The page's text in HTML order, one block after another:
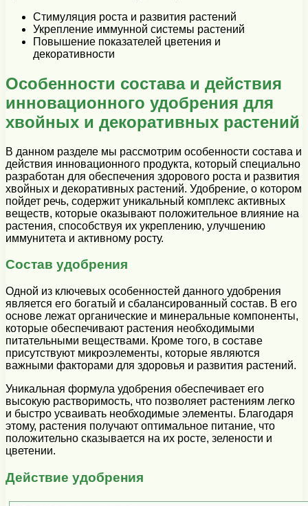
Стимуляция роста и развития растений
Укрепление иммунной системы растений
Повышение показателей цветения и
декоративности
Особенности состава и действия
инновационного удобрения для
хвойных и декоративных растений
В данном разделе мы рассмотрим особенности состава и
действия инновационного продукта, который специально
разработан для обеспечения здорового роста и развития
хвойных и декоративных растений. Удобрение, о котором
пойдет речь, содержит уникальный комплекс активных
веществ, которые оказывают положительное влияние на
растения, способствуя их укреплению, улучшению
иммунитета и активному росту.
Состав удобрения
Одной из ключевых особенностей данного удобрения
является его богатый и сбалансированный состав. В его
основе лежат органические и минеральные компоненты,
которые обеспечивают растения необходимыми
питательными веществами. Кроме того, в составе
присутствуют микроэлементы, которые являются
важными факторами для здоровья и развития растений.
Уникальная формула удобрения обеспечивает его
высокую растворимость, что позволяет растениям легко
и быстро усваивать необходимые элементы. Благодаря
этому, растения получают оптимальное питание, что
положительно сказывается на их росте, зелености и
цветении.
Действие удобрения